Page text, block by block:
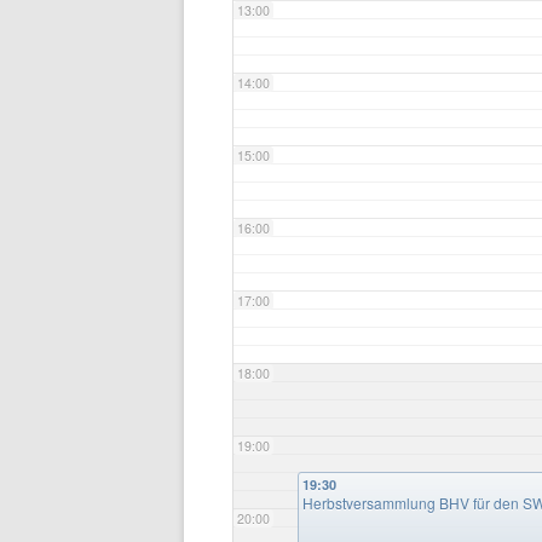
13:00
14:00
15:00
16:00
17:00
18:00
19:00
20:00
19:30
Herbstversammlung BHV für den